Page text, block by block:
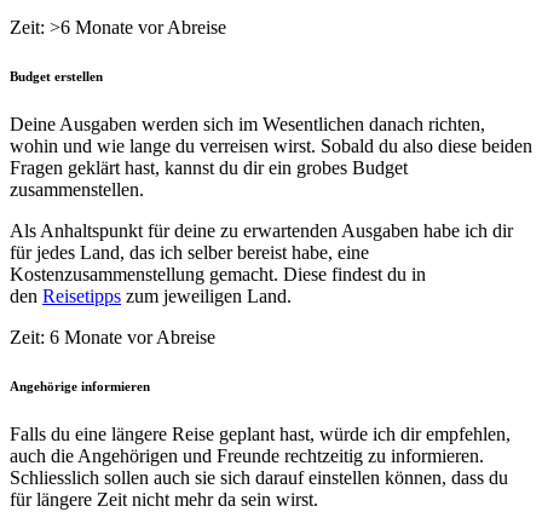
Zeit: >6 Monate vor Abreise
Budget erstellen
Deine Ausgaben werden sich im Wesentlichen danach richten,
wohin und wie lange du verreisen wirst. Sobald du also diese beiden
Fragen geklärt hast, kannst du dir ein grobes Budget
zusammenstellen.
Als Anhaltspunkt für deine zu erwartenden Ausgaben habe ich dir
für jedes Land, das ich selber bereist habe, eine
Kostenzusammenstellung gemacht. Diese findest du in
den Reisetipps zum jeweiligen Land.
Zeit: 6 Monate vor Abreise
Angehörige informieren
Falls du eine längere Reise geplant hast, würde ich dir empfehlen,
auch die Angehörigen und Freunde rechtzeitig zu informieren.
Schliesslich sollen auch sie sich darauf einstellen können, dass du
für längere Zeit nicht mehr da sein wirst.